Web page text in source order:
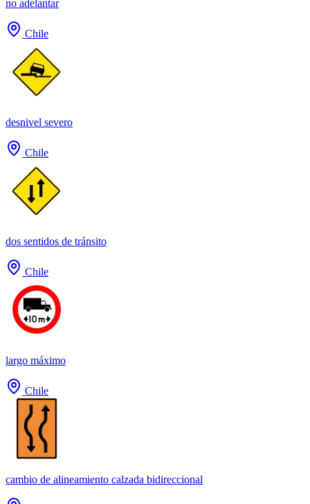
no adelantar
Chile
desnivel severo
Chile
dos sentidos de tránsito
Chile
largo máximo
Chile
cambio de alineamiento calzada bidireccional